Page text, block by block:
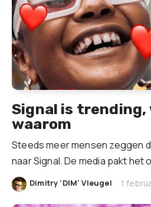
Signal is trending,
waarom
Steeds meer mensen zeggen
naar Signal. De media pakt het
Dimitry 'DIM' Vleugel 1